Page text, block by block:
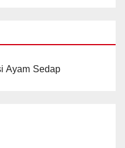
Ayam Sedap